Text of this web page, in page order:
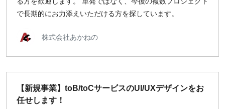
で長期的にお力添えいただける方を探しています。
株式会社あかねの
【新規事業】toB/toCサービスのUI/UXデザインをお
任せします！